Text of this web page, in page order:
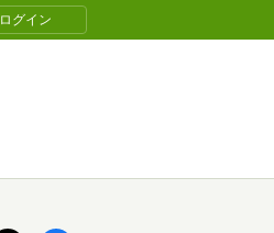
ログイン